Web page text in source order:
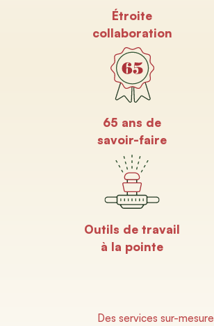
Étroite
collaboration
65 ans de
savoir-faire
Outils de travail
à la pointe
Des services sur-mesure